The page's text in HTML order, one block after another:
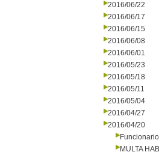
2016/06/22
2016/06/17
2016/06/15
2016/06/08
2016/06/01
2016/05/23
2016/05/18
2016/05/11
2016/05/04
2016/04/27
2016/04/20
MULTA